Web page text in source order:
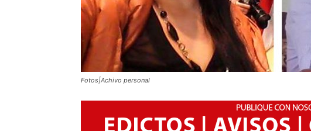
Fotos|Achivo personal